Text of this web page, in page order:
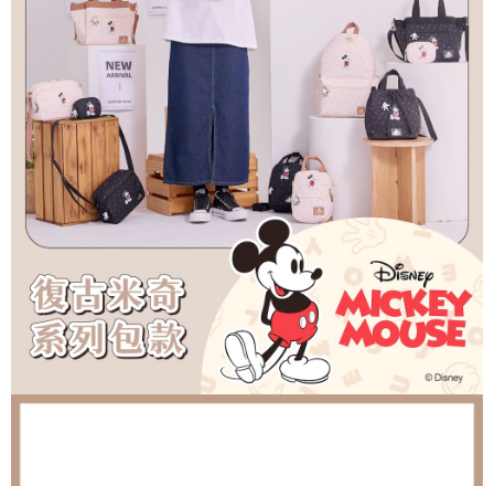
【注意事項】
1.本服務係由「台灣大哥大股份有限公司」（以下簡稱本公司）所提供，讓
用戶於交易時，得透過本服務購買商品或服務，並由商店將買賣／分期付款
買賣價金債權讓與本公司後，依約使用本公司帳單繳交帳款。
2.基於同意付款使用「大哥付你分期」之契約關係目的，商店將以您的個人
資料（包含姓名、電話或地址）提供予台灣大哥大進項蒐集、處理及利用，
由本公司與您本人進行分期帳單所需資料之確認、核對及更正。
3.完整用戶服務條款，請詳閱以下連結：
https://oppay.tw/userRule
３．收到繳費通知簡訊後14天內，點擊此簡訊中的連結，可透過四大超商／
ATM／網路銀行／等多元方式進行付款，方視為交易完成。
※ 請注意：結帳手續完成當下不需立刻繳費，但若您需要取消訂單，請聯絡
購買商品的店家。未經商家同意取消之訂單仍視為有效，需透過AFTEE先享
後付繳納相關費用。
※ 交易是否成功請以「AFTEE先享後付 」之結帳頁面顯示為準，若有關於
是否繳費成功／繳費後需取消欲退款等相關疑問，請聯繫「AFTEE先享後付
客戶支援中心」 https://netprotections.freshdesk.com/support/home
【注意事項】
１．透過由恩沛科技股份有限公司提供之「AFTEE先享後付」服務完成之交
易，需依本服務之必要範圍內提供個人資料，並將交易相關給付款項請求債
２．關於個人資料處理事宜，請瀏覽以下網址：
https://aftee.tw/terms/#terms3
３．未成年的使用者請事先徵得法定代理人或監護人之同意方可使用
「AFTEE先享後付」，若未經同意申辦者引起之損失，本公司不負相關責
任。
４．使用「AFTEE先享後付」時，將依據個別帳號之用戶狀況，依本公司即
時審查核予不同之上限額度；若仍有額度不足之情形，本公司將視審查結果
每筆NT$80，滿NT$1,000(含以上)免運費
每筆NT$80，滿NT$1,000(含以上)免運費
付款後萊爾富取貨
每筆NT$80，滿NT$1,000(含以上)免運費
7-11取貨付款
每筆NT$80，滿NT$1,000(含以上)免運費
每筆NT$80，滿NT$1,000(含以上)免運費
宅配
每筆NT$80，滿NT$1,000(含以上)免運費
外島宅配